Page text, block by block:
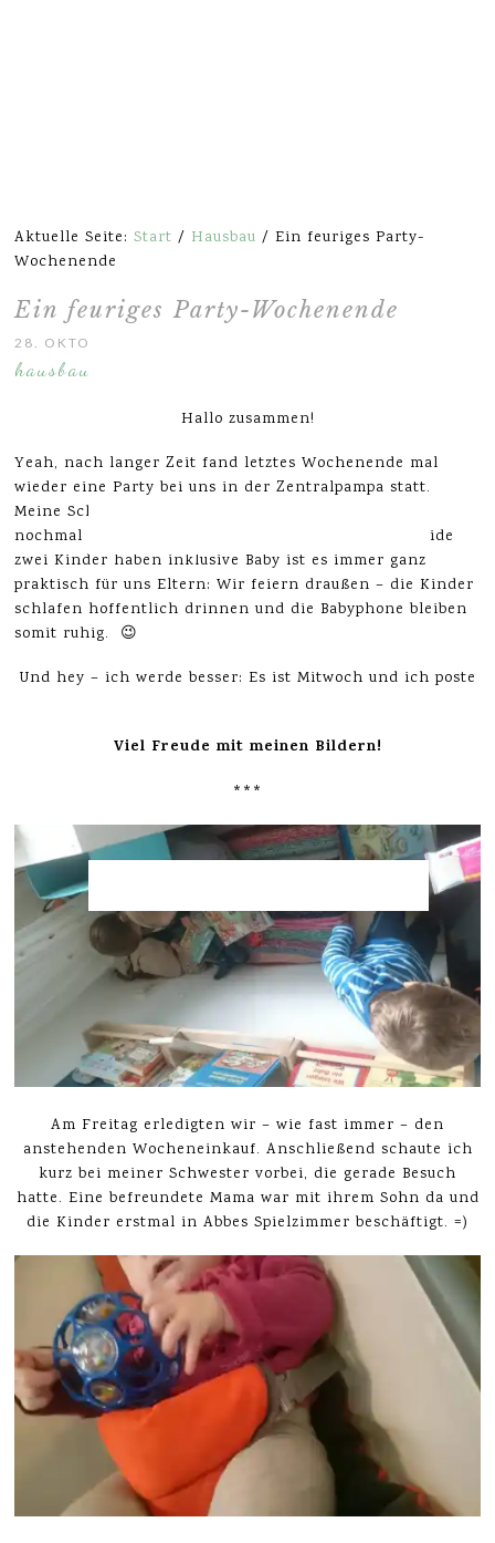
Aktuelle Seite:Start / Hausbau / Ein feuriges Party-
Wochenende
Ein feuriges Party-Wochenende
28. OKTOBER 2015
hausbau
Hallo zusammen!
Yeah, nach langer Zeit fand letztes Wochenende mal
wieder eine Party bei uns in der Zentralpampa statt.
Meine Schwester (und Nachbarin) wollte dann doch
nochmal ganz gerne ihren 30. nachfeiern. Da wir beide
zwei Kinder haben inklusive Baby ist es immer ganz
praktisch für uns Eltern: Wir feiern draußen – die Kinder
schlafen hoffentlich drinnen und die Babyphone bleiben
somit ruhig. 😉
Und hey – ich werde besser: Es ist Mitwoch und ich poste
Viel Freude mit meinen Bildern!
***
Am Freitag erledigten wir – wie fast immer – den
anstehenden Wocheneinkauf. Anschließend schaute ich
kurz bei meiner Schwester vorbei, die gerade Besuch
hatte. Eine befreundete Mama war mit ihrem Sohn da und
die Kinder erstmal in Abbes Spielzimmer beschäftigt. =)